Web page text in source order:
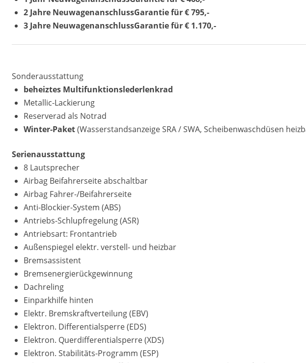
2 Jahre NeuwagenanschlussGarantie für € 795,-
3 Jahre NeuwagenanschlussGarantie für € 1.170,-
Sonderausstattung
beheiztes Multifunktionslederlenkrad
Metallic-Lackierung
Reserverad als Notrad
Winter-Paket(Wasserstandsanzeige SRA / SWA, Scheibenwaschdüsen
Serienausstattung
8 Lautsprecher
Airbag Beifahrerseite abschaltbar
Airbag Fahrer-/Beifahrerseite
Anti-Blockier-System (ABS)
Antriebs-Schlupfregelung (ASR)
Antriebsart: Frontantrieb
Außenspiegel elektr. verstell- und heizbar
Bremsassistent
Bremsenergierückgewinnung
Dachreling
Einparkhilfe hinten
Elektr. Bremskraftverteilung (EBV)
Elektron. Differentialsperre (EDS)
Elektron. Querdifferentialsperre (XDS)
Elektron. Stabilitäts-Programm (ESP)